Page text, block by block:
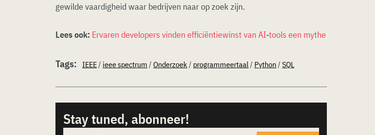
gewilde vaardigheid waar bedrijven naar op zoek zijn.
Lees ook: Ervaren developers vinden efficiëntiewinst van AI-tools een mythe
Tags: IEEE/ ieee spectrum / Onderzoek/ programmeertaal/ Python / SQL
Stay tuned, abonneer!